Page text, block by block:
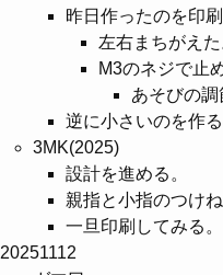
昨日作ったのを印刷
左右まちがえた
M3のネジで止
あそびの調
逆に小さいのを作
3MK(2025)
設計を進める。
親指と小指のつけ
一旦印刷してみる。
20251112